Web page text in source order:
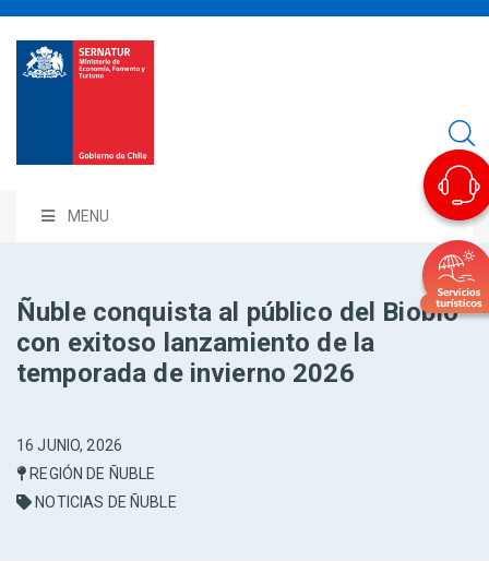
MENU
Ñuble conquista al público del Biobío
con exitoso lanzamiento de la
temporada de invierno 2026
16 JUNIO, 2026
REGIÓN DE ÑUBLE
NOTICIAS DE ÑUBLE